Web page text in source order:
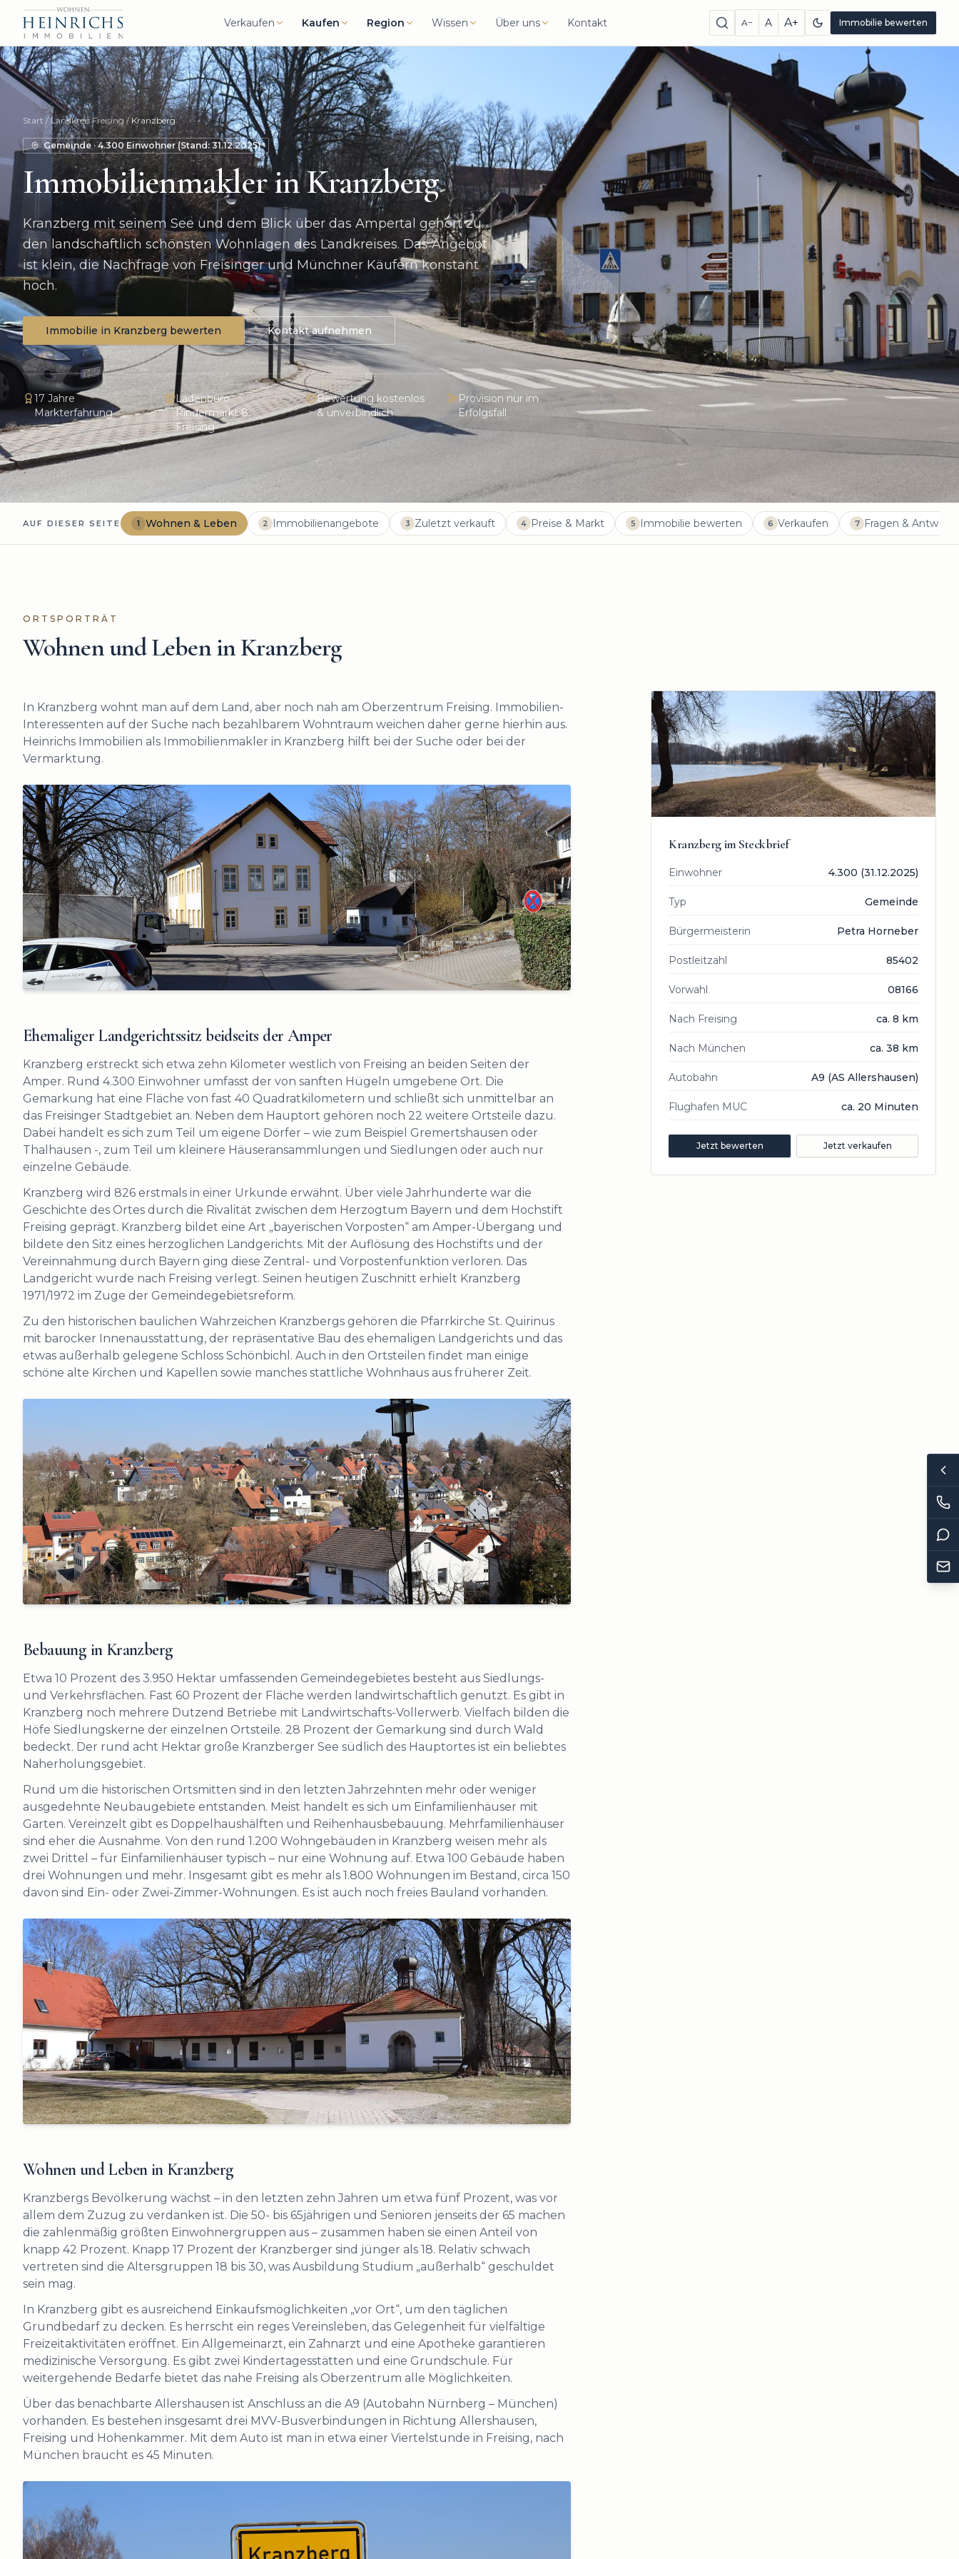
Verkaufen Kaufen Region Wissen Über uns Kontakt A− A A+ Immobilie bewerten
Start /Landkreis Freising /Kranzberg
Gemeinde·4.300Einwohner (Stand: 31.12.2025)
Immobilienmakler inKranzberg
Kranzberg mit seinem See und dem Blick über das Ampertal gehört zu
den landschaftlich schönsten Wohnlagen des Landkreises. Das Angebot
ist klein, die Nachfrage von Freisinger und Münchner Käufern konstant
hoch.
Immobilie in Kranzberg bewerten Kontakt aufnehmen
17 Jahre
Markterfahrung
Ladenbüro
Rindermarkt 8,
Freising
Bewertung kostenlos
& unverbindlich
Provision nur im
Erfolgsfall
AUF DIESER SEITE 1 Wohnen & Leben 2 Immobilienangebote 3 Zuletzt verkauft 4 Preise & Markt 5 Immobilie bewerten 6 Verkaufen 7 Fragen &
ORTSPORTRÄT
Wohnen und Leben inKranzberg
In Kranzberg wohnt man auf dem Land, aber noch nah am Oberzentrum Freising. Immobilien-
Interessenten auf der Suche nach bezahlbarem Wohntraum weichen daher gerne hierhin aus.
Heinrichs Immobilien als Immobilienmakler in Kranzberg hilft bei der Suche oder bei der
Vermarktung.
Ehemaliger Landgerichtssitz beidseits der Amper
Kranzberg erstreckt sich etwa zehn Kilometer westlich von Freising an beiden Seiten der
Amper. Rund 4.300 Einwohner umfasst der von sanften Hügeln umgebene Ort. Die
Gemarkung hat eine Fläche von fast 40 Quadratkilometern und schließt sich unmittelbar an
das Freisinger Stadtgebiet an. Neben dem Hauptort gehören noch 22 weitere Ortsteile dazu.
Dabei handelt es sich zum Teil um eigene Dörfer – wie zum Beispiel Gremertshausen oder
Thalhausen -, zum Teil um kleinere Häuseransammlungen und Siedlungen oder auch nur
einzelne Gebäude.
Kranzberg wird 826 erstmals in einer Urkunde erwähnt. Über viele Jahrhunderte war die
Geschichte des Ortes durch die Rivalität zwischen dem Herzogtum Bayern und dem Hochstift
Freising geprägt. Kranzberg bildet eine Art „bayerischen Vorposten“ am Amper-Übergang und
bildete den Sitz eines herzoglichen Landgerichts. Mit der Auflösung des Hochstifts und der
Vereinnahmung durch Bayern ging diese Zentral- und Vorpostenfunktion verloren. Das
Landgericht wurde nach Freising verlegt. Seinen heutigen Zuschnitt erhielt Kranzberg
1971/1972 im Zuge der Gemeindegebietsreform.
Zu den historischen baulichen Wahrzeichen Kranzbergs gehören die Pfarrkirche St. Quirinus
mit barocker Innenausstattung, der repräsentative Bau des ehemaligen Landgerichts und das
etwas außerhalb gelegene Schloss Schönbichl. Auch in den Ortsteilen findet man einige
schöne alte Kirchen und Kapellen sowie manches stattliche Wohnhaus aus früherer Zeit.
Bebauung in Kranzberg
Etwa 10 Prozent des 3.950 Hektar umfassenden Gemeindegebietes besteht aus Siedlungs-
und Verkehrsflächen. Fast 60 Prozent der Fläche werden landwirtschaftlich genutzt. Es gibt in
Kranzberg noch mehrere Dutzend Betriebe mit Landwirtschafts-Vollerwerb. Vielfach bilden die
Höfe Siedlungskerne der einzelnen Ortsteile. 28 Prozent der Gemarkung sind durch Wald
bedeckt. Der rund acht Hektar große Kranzberger See südlich des Hauptortes ist ein beliebtes
Naherholungsgebiet.
Rund um die historischen Ortsmitten sind in den letzten Jahrzehnten mehr oder weniger
ausgedehnte Neubaugebiete entstanden. Meist handelt es sich um Einfamilienhäuser mit
Garten. Vereinzelt gibt es Doppelhaushälften und Reihenhausbebauung. Mehrfamilienhäuser
sind eher die Ausnahme. Von den rund 1.200 Wohngebäuden in Kranzberg weisen mehr als
zwei Drittel – für Einfamilienhäuser typisch – nur eine Wohnung auf. Etwa 100 Gebäude haben
drei Wohnungen und mehr. Insgesamt gibt es mehr als 1.800 Wohnungen im Bestand, circa 150
davon sind Ein- oder Zwei-Zimmer-Wohnungen. Es ist auch noch freies Bauland vorhanden.
Wohnen und Leben in Kranzberg
Kranzbergs Bevölkerung wächst – in den letzten zehn Jahren um etwa fünf Prozent, was vor
allem dem Zuzug zu verdanken ist. Die 50- bis 65jährigen und Senioren jenseits der 65 machen
die zahlenmäßig größten Einwohnergruppen aus – zusammen haben sie einen Anteil von
knapp 42 Prozent. Knapp 17 Prozent der Kranzberger sind jünger als 18. Relativ schwach
vertreten sind die Altersgruppen 18 bis 30, was Ausbildung Studium „außerhalb“ geschuldet
sein mag.
In Kranzberg gibt es ausreichend Einkaufsmöglichkeiten „vor Ort“, um den täglichen
Grundbedarf zu decken. Es herrscht ein reges Vereinsleben, das Gelegenheit für vielfältige
Freizeitaktivitäten eröffnet. Ein Allgemeinarzt, ein Zahnarzt und eine Apotheke garantieren
medizinische Versorgung. Es gibt zwei Kindertagesstätten und eine Grundschule. Für
weitergehende Bedarfe bietet das nahe Freising als Oberzentrum alle Möglichkeiten.
Über das benachbarte Allershausen ist Anschluss an die A9 (Autobahn Nürnberg – München)
vorhanden. Es bestehen insgesamt drei MVV-Busverbindungen in Richtung Allershausen,
Freising und Hohenkammer. Mit dem Auto ist man in etwa einer Viertelstunde in Freising, nach
München braucht es 45 Minuten.
Kranzbergim Steckbrief
Einwohner 4.300 (31.12.2025)
Typ Gemeinde
Bürgermeisterin Petra Horneber
Postleitzahl 85402
Vorwahl 08166
Nach Freising ca. 8 km
Nach München ca. 38 km
Autobahn A9 (AS Allershausen)
Flughafen MUC ca. 20 Minuten
Jetzt bewerten Jetzt verkaufen